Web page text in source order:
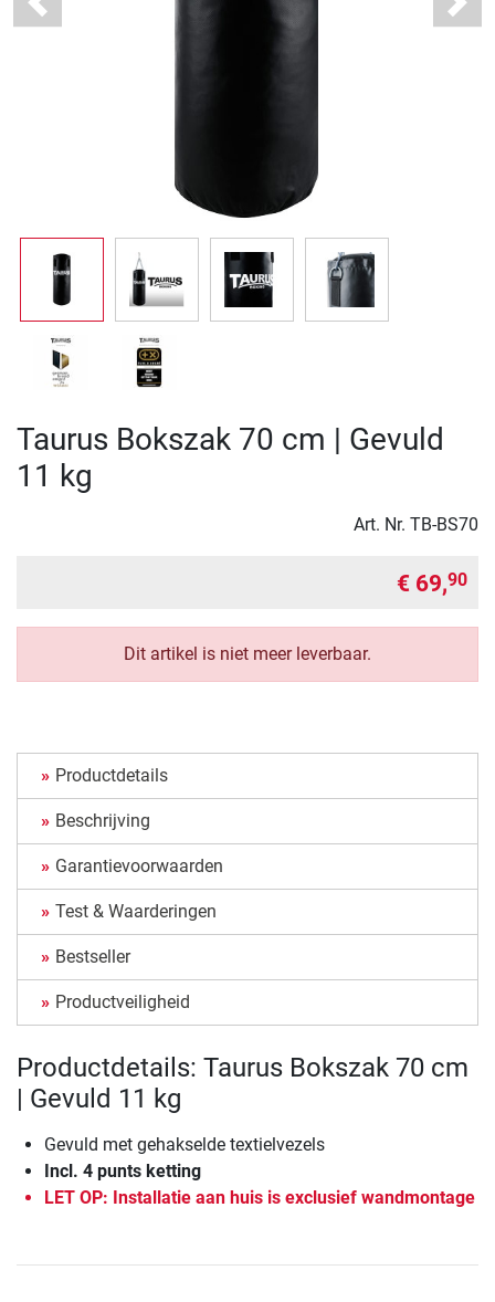
Previous Next
Taurus Bokszak 70 cm | Gevuld
11 kg
Art. Nr. TB-BS70
€ 69,90
Dit artikel is niet meer leverbaar.
Productdetails
Beschrijving
Garantievoorwaarden
Test & Waarderingen
Bestseller
Productveiligheid
Productdetails: Taurus Bokszak 70 cm
| Gevuld 11 kg
Gevuld met gehakselde textielvezels
Incl. 4 punts ketting
LET OP: Installatie aan huis is exclusief wandmontage